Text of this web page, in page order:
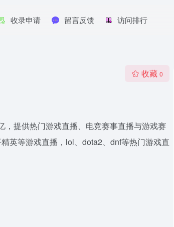
收录申请 留言反馈 访问排行
收藏 0
提供热门游戏直播、电竞赛事直播与游戏赛
英等游戏直播，lol、dota2、dnf等热门游戏直